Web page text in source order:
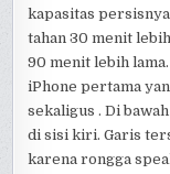
kapasitas
tahan 30 menit
90 menit lebih
iPhone pertama
sekaligus . Di
di sisi kiri. Garis
karena rongga